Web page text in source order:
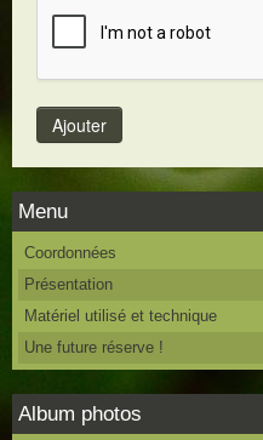
Menu
Coordonnées
Présentation
Matériel utilisé et technique
Une future réserve !
Album photos